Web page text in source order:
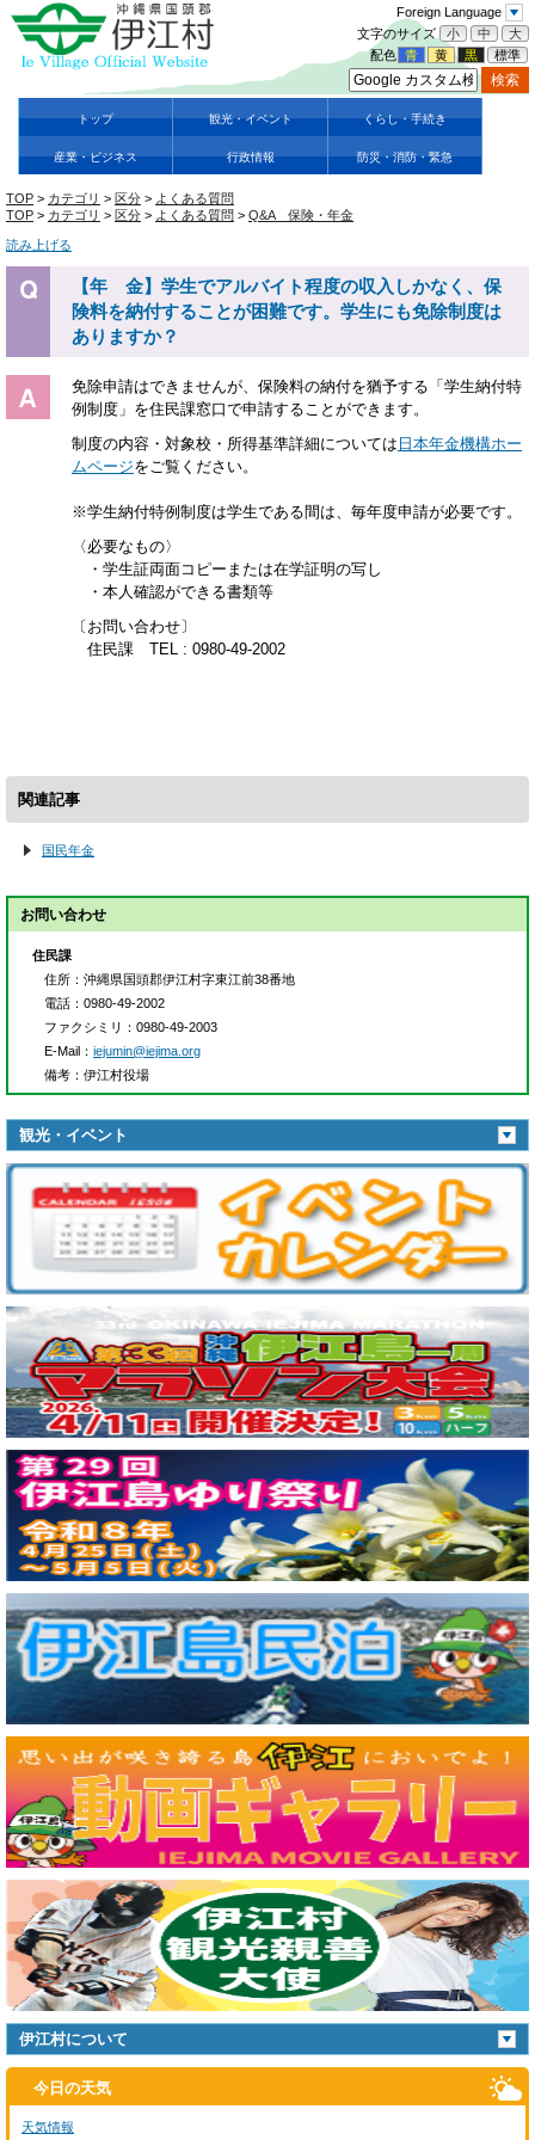
Foreign Language
文字のサイズ
小 中
大
配色 青 黄 黒 標準
トップ 観光・イベント くらし・手続き
産業・ビジネス 行政情報 防災・消防・緊急
TOP > カテゴリ > 区分 > よくある質問
TOP > カテゴリ > 区分 > よくある質問 > Q&A 保険・年金
読み上げる
【年 金】学生でアルバイト程度の収入しかなく、保
険料を納付することが困難です。学生にも免除制度は
ありますか？
免除申請はできませんが、保険料の納付を猶予する「学生納付特
例制度」を住民課窓口で申請することができます。
制度の内容・対象校・所得基準詳細については 日本年金機構ホー
ムページをご覧ください。
※学生納付特例制度は学生である間は、毎年度申請が必要です。
〈必要なもの〉
・学生証両面コピーまたは在学証明の写し
・本人確認ができる書類等
〔お問い合わせ〕
住民課 TEL : 0980-49-2002
関連記事
国民年金
お問い合わせ
住民課
住所 ：沖縄県国頭郡伊江村字東江前38番地
電話 ：0980-49-2002
ファクシミリ
：0980-49-2003
E-Mail ： iejumin@iejima.org
備考 ：伊江村役場
観光・イベント
伊江村について
今日の天気
天気情報